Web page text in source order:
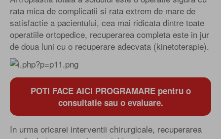
rata mica de complicatii si rata extrem de mare de
satisfactie a pacientului, cea mai ridicata dintre toate
operatiile ortopedice, recuperarea completa este in jur
de doua luni cu o recuperare adecvata (kinetoterapie).
POTI FACE AICI PROGRAMARE pentru o
consultatie sau o evaluare.
In urma oricarei interventii chirurgicale, recuperarea